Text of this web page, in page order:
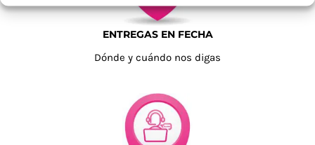
ENTREGAS EN FECHA
Dónde y cuándo nos digas